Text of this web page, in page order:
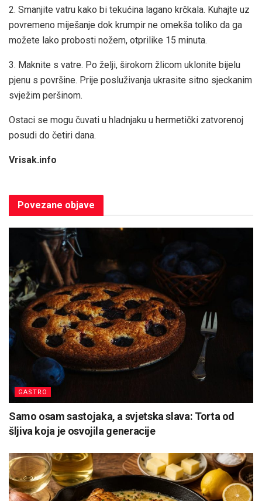
2. Smanjite vatru kako bi tekućina lagano krčkala. Kuhajte uz
povremeno miješanje dok krumpir ne omekša toliko da ga
možete lako probosti nožem, otprilike 15 minuta.
3. Maknite s vatre. Po želji, širokom žlicom uklonite bijelu
pjenu s površine. Prije posluživanja ukrasite sitno sjeckanim
svježim peršinom.
Ostaci se mogu čuvati u hladnjaku u hermetički zatvorenoj
posudi do četiri dana.
Vrisak.info
Povezane objave
GASTRO
Samo osam sastojaka, a svjetska slava: Torta od
šljiva koja je osvojila generacije